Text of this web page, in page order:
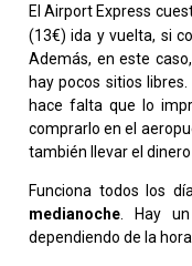
El Airport Express
(13€) ida y vuelta, si
Además, en este
hay pocos sitios
hace falta que lo
comprarlo en el
también llevar el dinero
Funciona todos los
medianoche . Hay
dependiendo de la hora.